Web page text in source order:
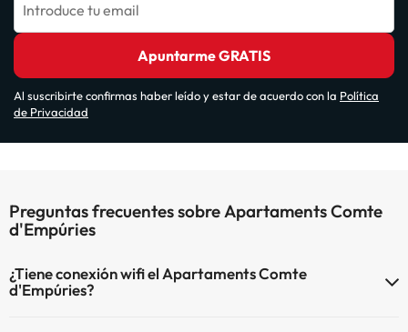
Introduce tu email
Apuntarme GRATIS
Al suscribirte confirmas haber leído y estar de acuerdo con la Política
de Privacidad
Preguntas frecuentes sobre Apartaments Comte
d'Empúries
¿Tiene conexión wifi el Apartaments Comte
d'Empúries?